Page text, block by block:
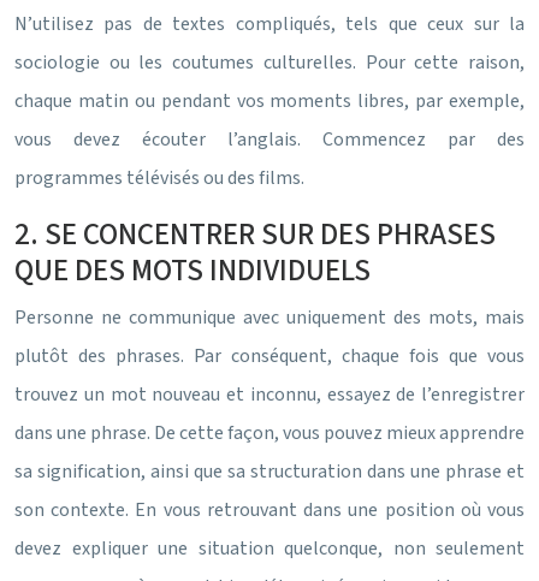
N’utilisez pas de textes compliqués, tels que ceux sur la
sociologie ou les coutumes culturelles. Pour cette raison,
chaque matin ou pendant vos moments libres, par exemple,
vous devez écouter l’anglais. Commencez par des
programmes télévisés ou des films.
2. SE CONCENTRER SUR DES PHRASES
QUE DES MOTS INDIVIDUELS
Personne ne communique avec uniquement des mots, mais
plutôt des phrases. Par conséquent, chaque fois que vous
trouvez un mot nouveau et inconnu, essayez de l’enregistrer
dans une phrase. De cette façon, vous pouvez mieux apprendre
sa signification, ainsi que sa structuration dans une phrase et
son contexte. En vous retrouvant dans une position où vous
devez expliquer une situation quelconque, non seulement